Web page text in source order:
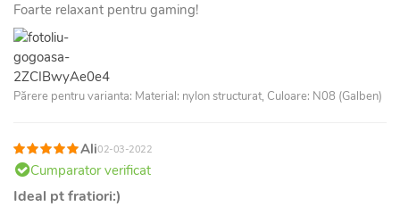
Foarte relaxant pentru gaming!
Părere pentru varianta: Material: nylon structurat, Culoare: N08 (Galben)
Ali02-03-2022
Cumparator verificat
Ideal pt fratiori:)